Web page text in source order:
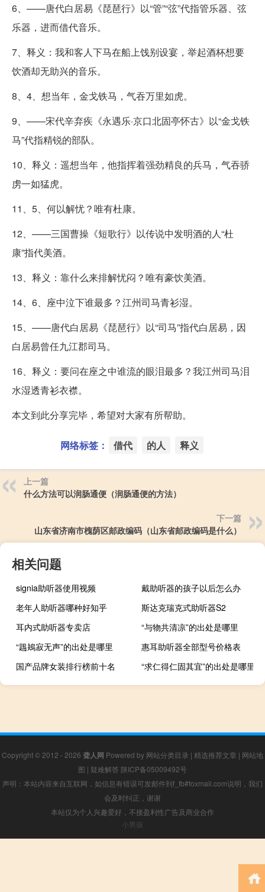
6、——唐代白居易《琵琶行》以“管”“弦”代指管乐器、弦
乐器，进而借代音乐。
7、释义：我和客人下马在船上饯别设宴，举起酒杯想要
饮酒却无助兴的音乐。
8、4、想当年，金戈铁马，气吞万里如虎。
9、——宋代辛弃疾《永遇乐·京口北固亭怀古》以“金戈铁
马”代指精锐的部队。
10、释义：遥想当年，他指挥着强劲精良的兵马，气吞骄
虏一如猛虎。
11、5、何以解忧？唯有杜康。
12、——三国曹操《短歌行》以传说中发明酒的人“杜
康”指代美酒。
13、释义：靠什么来排解忧闷？唯有豪饮美酒。
14、6、座中泣下谁最多？江州司马青衫湿。
15、——唐代白居易《琵琶行》以“司马”指代白居易，因
白居易曾任九江郡司马。
16、释义：要问在座之中谁流的眼泪最多？我江州司马泪
水湿透青衫衣襟。
本文到此分享完毕，希望对大家有所帮助。
网络标签： 借代 的人 释义
上一篇
什么方法可以润肠通便（润肠通便的方法）
下一篇
山东省济南市槐荫区邮政编码（山东省邮政编码是什么）
相关问题
signia助听器使用视频
戴助听器的孩子以后怎么办
老年人助听器哪种好知乎
斯达克瑞克式助听器S2
耳内式助听器专卖店
“与物共清凉”的出处是哪里
“鶗鴂寂无声”的出处是哪里
惠耳助听器全部型号价格表
国产品牌女装排行榜前十名
“求仁得仁固其宜”的出处是哪里
Copyright © 2012 - 2026 聋人网 Powered by 网站分类目录 | 精选推荐文章 | 网站地
图 | 疑难解答 陕ICP备05009492号
声明：本站内容来自互联网，如信息有错误可发邮件到f_fb#foxmail.com说明，我们
会及时纠正，谢谢
本站仅为个人兴趣爱好，不接盈利性广告及商业合作
小男孩